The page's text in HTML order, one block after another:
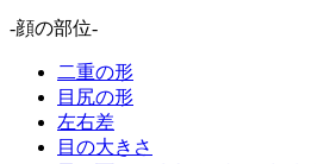
-顔の部位-
二重の形
目尻の形
左右差
目の大きさ